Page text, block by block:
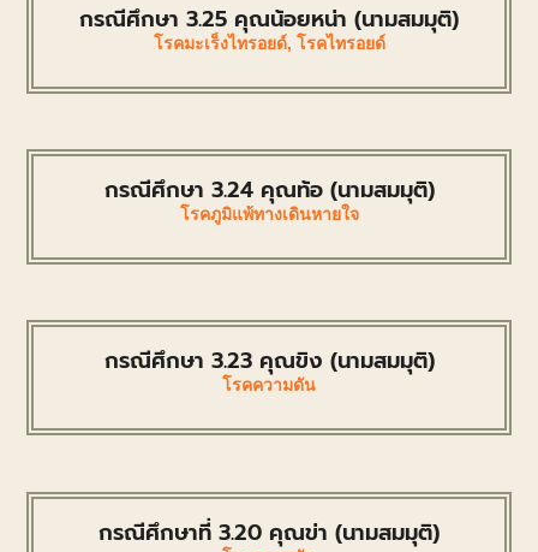
กรณีศึกษา 3.25 คุณน้อยหน่า (นามสมมุติ)
โรคมะเร็งไทรอยด์, โรคไทรอยด์
กรณีศึกษา 3.24 คุณท้อ (นามสมมุติ)
โรคภูมิแพ้ทางเดินหายใจ
กรณีศึกษา 3.23 คุณขิง (นามสมมุติ)
โรคความดัน
กรณีศึกษาที่ 3.20 คุณข่า (นามสมมุติ)